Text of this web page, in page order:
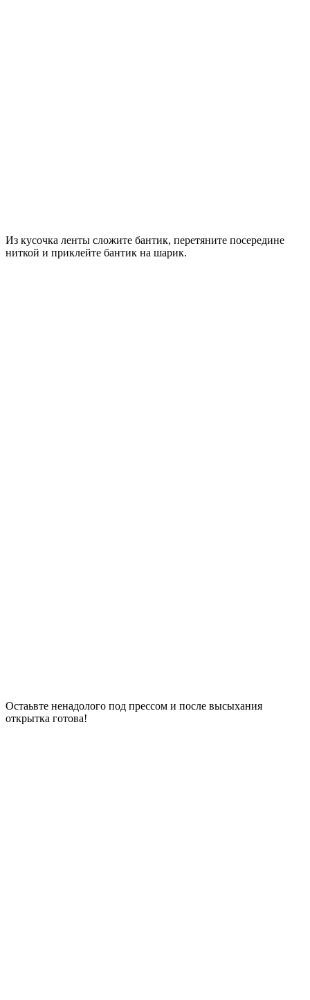
Из кусочка ленты сложите бантик, перетяните посередине
ниткой и приклейте бантик на шарик.
Остаьвте ненадолого под прессом и после высыхания
открытка готова!